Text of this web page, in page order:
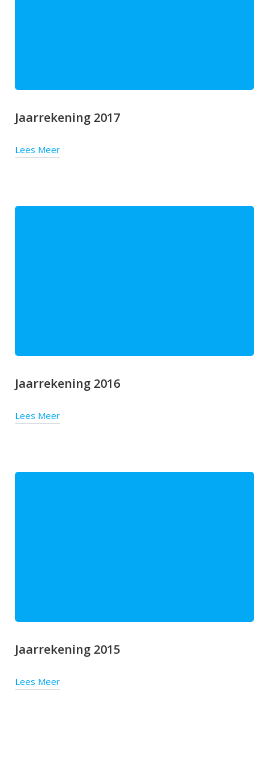
Jaarrekening 2017
Lees Meer
Jaarrekening 2016
Lees Meer
Jaarrekening 2015
Lees Meer